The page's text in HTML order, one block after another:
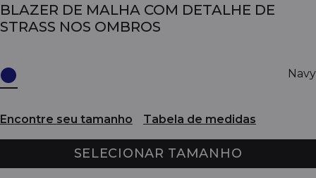
BLAZER DE MALHA COM DETALHE DE
STRASS NOS OMBROS
Navy
Encontre seu tamanho Tabela de medidas
SELECIONAR TAMANHO